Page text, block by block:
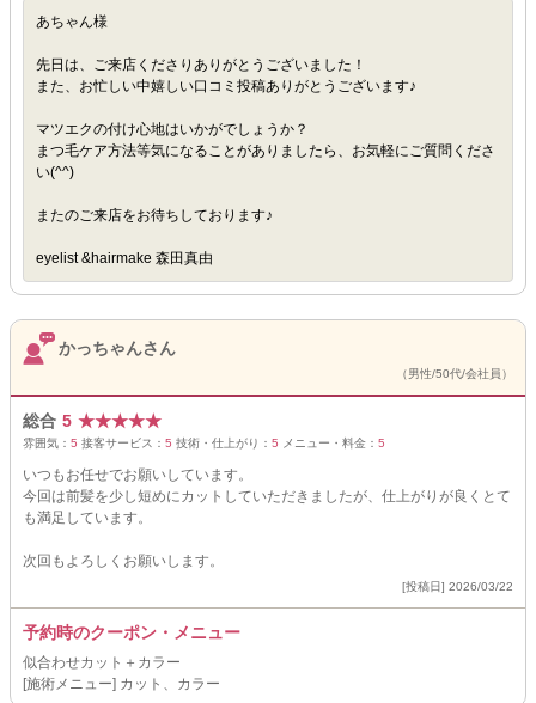
あちゃん様
先日は、ご来店くださりありがとうございました！
また、お忙しい中嬉しい口コミ投稿ありがとうございます♪
マツエクの付け心地はいかがでしょうか？
まつ毛ケア方法等気になることがありましたら、お気軽にご質問くださ
い(^^)
またのご来店をお待ちしております♪
eyelist &hairmake 森田真由
かっちゃんさん
（男性/50代/会社員）
総合 5 ★★★★★
雰囲気： 5 接客サービス： 5 技術・仕上がり： 5 メニュー・料金： 5
いつもお任せでお願いしています。
今回は前髪を少し短めにカットしていただきましたが、仕上がりが良くとて
も満足しています。
次回もよろしくお願いします。
[投稿日] 2026/03/22
予約時のクーポン・メニュー
似合わせカット＋カラー
[施術メニュー] カット、カラー